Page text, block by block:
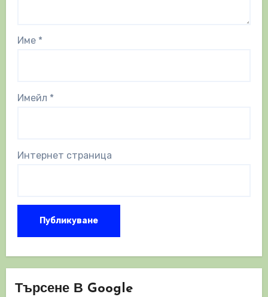
Име *
Имейл *
Интернет страница
Търсене В Google